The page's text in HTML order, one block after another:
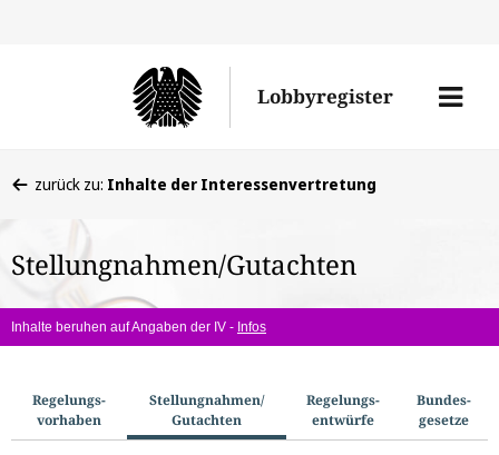
den
Lobbyregister
Menü
befinden
hier:
zurück zu: Inhalte der Interessenvertretung
Stellungnahmen/Gutachten
Inhalte beruhen auf Angaben der IV - Infos
u
Regelungs­
vorhaben
Stellungnahmen/​
Gutachten
Regelungs­
entwürfe
Bundes­
gesetze